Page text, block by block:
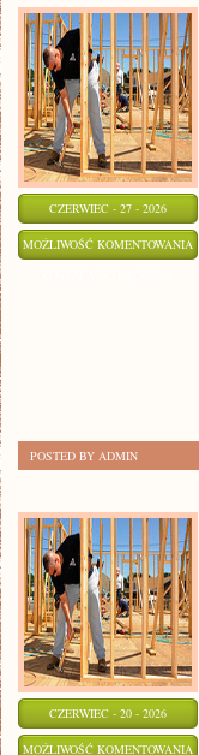
CZERWIEC - 27 - 2026
MOŻLIWOŚĆ KOMENTOWANIA
POSTED BY ADMIN
CZERWIEC - 20 - 2026
MOŻLIWOŚĆ KOMENTOWANIA